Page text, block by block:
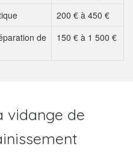
200 € à 450 €
de
150 € à 1 500 €
vidange de